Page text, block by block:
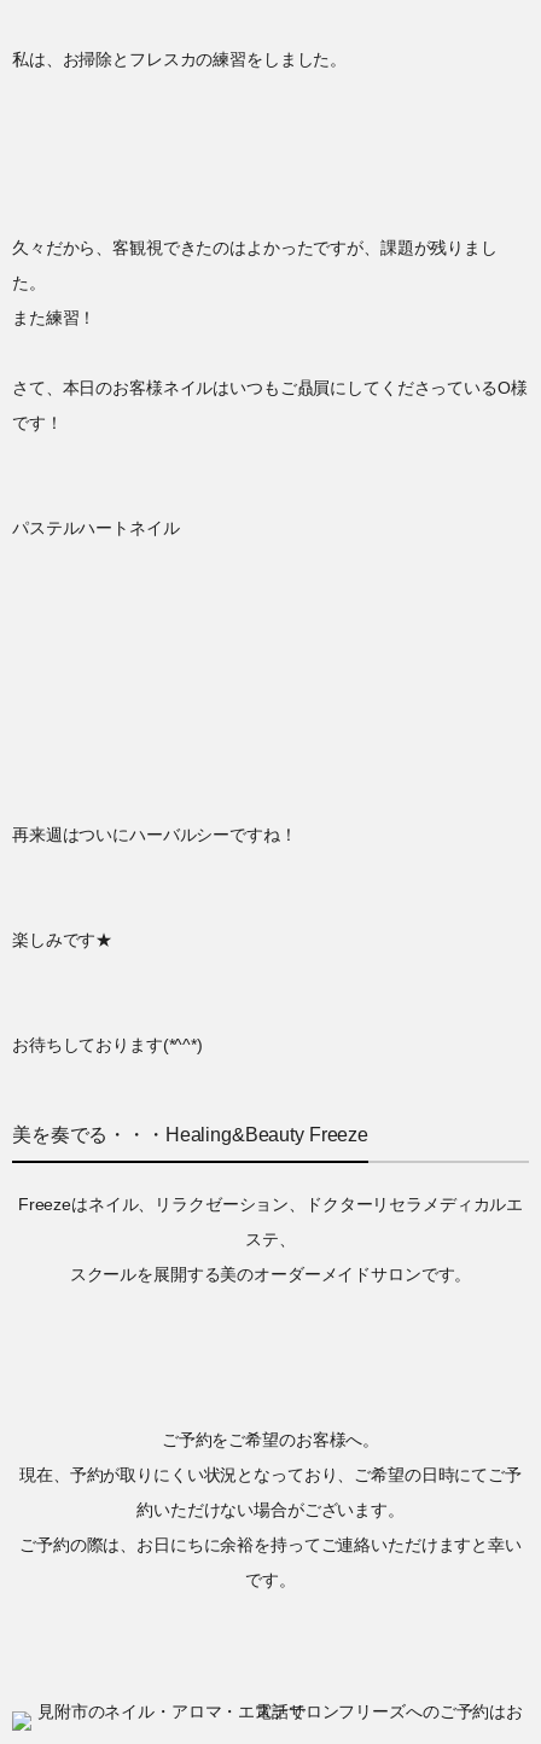
私は、お掃除とフレスカの練習をしました。
久々だから、客観視できたのはよかったですが、課題が残りまし
た。
また練習！
さて、本日のお客様ネイルはいつもご贔屓にしてくださっているO様
です！
パステルハートネイル
再来週はついにハーバルシーですね！
楽しみです★
お待ちしております(*^^*)
美を奏でる・・・Healing&Beauty Freeze
Freezeはネイル、リラクゼーション、ドクターリセラメディカルエ
ステ、
スクールを展開する美のオーダーメイドサロンです。
ご予約をご希望のお客様へ。
現在、予約が取りにくい状況となっており、ご希望の日時にてご予
約いただけない場合がございます。
ご予約の際は、お日にちに余裕を持ってご連絡いただけますと幸い
です。